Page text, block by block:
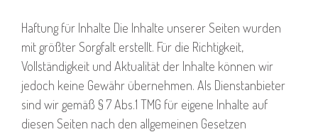
Haftung für Inhalte Die Inhalte unserer Seiten wurden
mit größter Sorgfalt erstellt. Für die Richtigkeit,
Vollständigkeit und Aktualität der Inhalte können wir
jedoch keine Gewähr übernehmen. Als Dienstanbieter
sind wir gemäß § 7 Abs.1 TMG für eigene Inhalte auf
diesen Seiten nach den allgemeinen Gesetzen